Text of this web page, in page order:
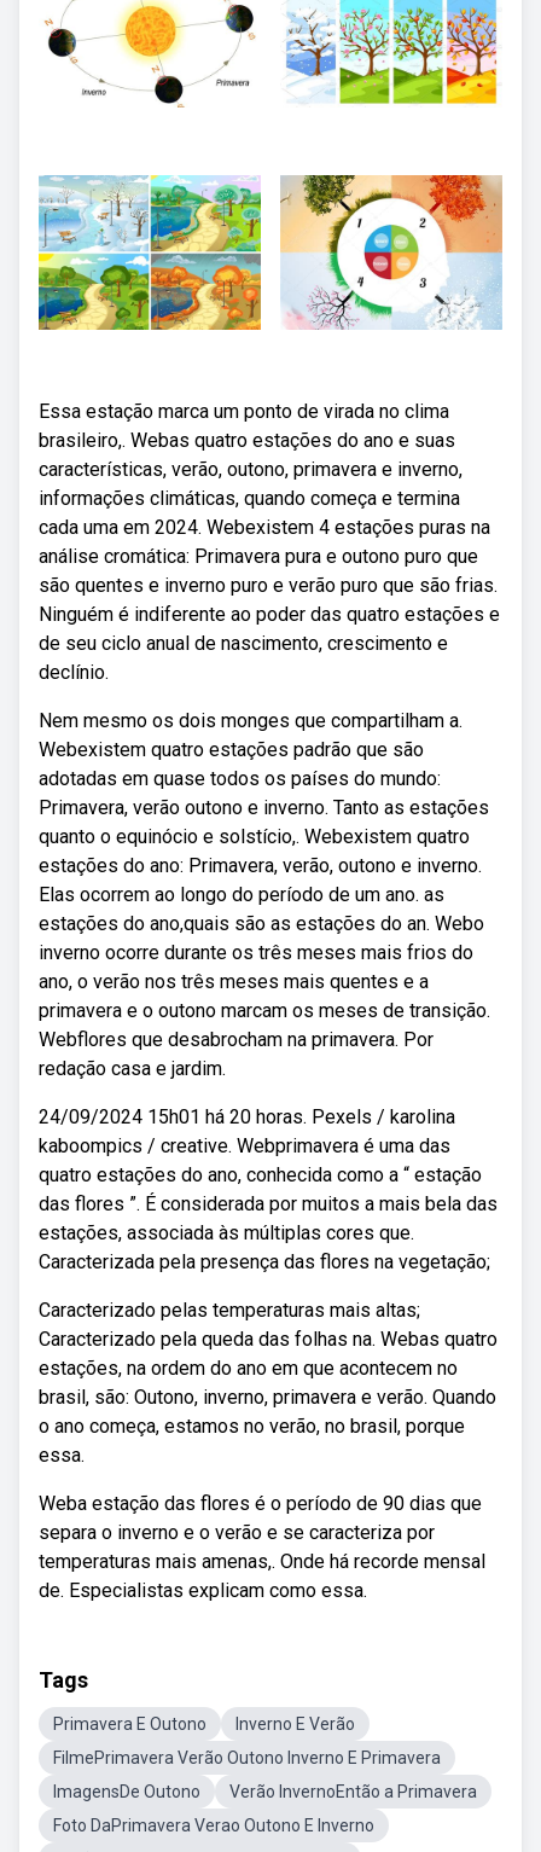
Essa estação marca um ponto de virada no clima
brasileiro,. Webas quatro estações do ano e suas
características, verão, outono, primavera e inverno,
informações climáticas, quando começa e termina
cada uma em 2024. Webexistem 4 estações puras na
análise cromática: Primavera pura e outono puro que
são quentes e inverno puro e verão puro que são frias.
Ninguém é indiferente ao poder das quatro estações e
de seu ciclo anual de nascimento, crescimento e
declínio.
Nem mesmo os dois monges que compartilham a.
Webexistem quatro estações padrão que são
adotadas em quase todos os países do mundo:
Primavera, verão outono e inverno. Tanto as estações
quanto o equinócio e solstício,. Webexistem quatro
estações do ano: Primavera, verão, outono e inverno.
Elas ocorrem ao longo do período de um ano. as
estações do ano,quais são as estações do an. Webo
inverno ocorre durante os três meses mais frios do
ano, o verão nos três meses mais quentes e a
primavera e o outono marcam os meses de transição.
Webflores que desabrocham na primavera. Por
redação casa e jardim.
24/09/2024 15h01 há 20 horas. Pexels / karolina
kaboompics / creative. Webprimavera é uma das
quatro estações do ano, conhecida como a “ estação
das flores ”. É considerada por muitos a mais bela das
estações, associada às múltiplas cores que.
Caracterizada pela presença das flores na vegetação;
Caracterizado pelas temperaturas mais altas;
Caracterizado pela queda das folhas na. Webas quatro
estações, na ordem do ano em que acontecem no
brasil, são: Outono, inverno, primavera e verão. Quando
o ano começa, estamos no verão, no brasil, porque
essa.
Weba estação das flores é o período de 90 dias que
separa o inverno e o verão e se caracteriza por
temperaturas mais amenas,. Onde há recorde mensal
de. Especialistas explicam como essa.
Tags
Primavera E Outono
Inverno E Verão
FilmePrimavera Verão Outono Inverno E Primavera
ImagensDe Outono
Verão InvernoEntão a Primavera
Foto DaPrimavera Verao Outono E Inverno